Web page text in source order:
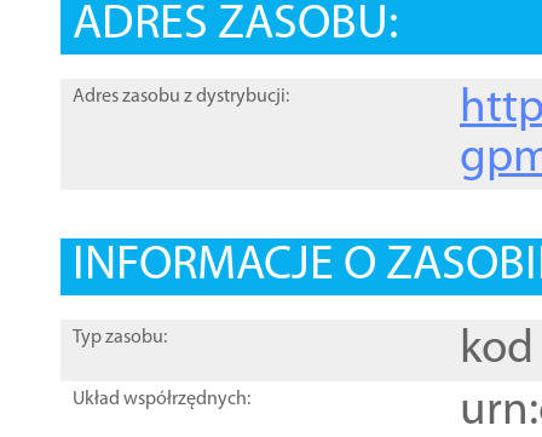
ADRES ZASOBU:
Adres zasobu z dystrybucji:
INFORMACJE O
Typ zasobu: kod
Układ współrzędnych: